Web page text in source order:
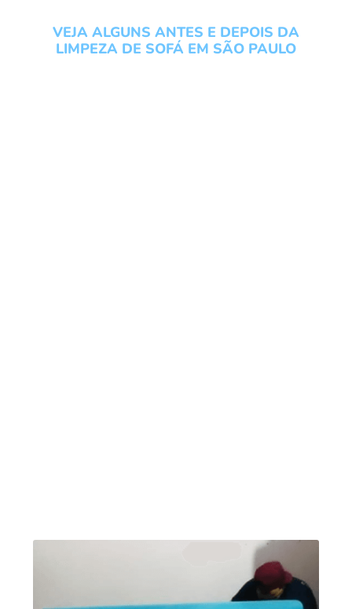
VEJA ALGUNS ANTES E DEPOIS DA
LIMPEZA DE SOFÁ EM SÃO PAULO